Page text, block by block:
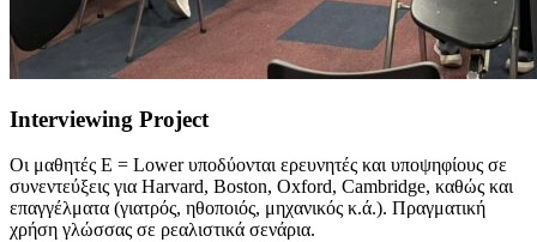
Interviewing Project
Οι μαθητές E = Lower υποδύονται ερευνητές και υποψηφίους σε
συνεντεύξεις για Harvard, Boston, Oxford, Cambridge, καθώς και
επαγγέλματα (γιατρός, ηθοποιός, μηχανικός κ.ά.). Πραγματική
χρήση γλώσσας σε ρεαλιστικά σενάρια.